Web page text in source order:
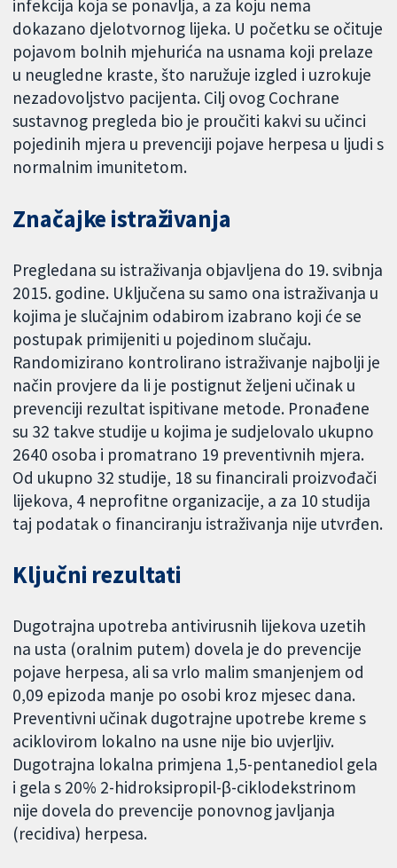
infekcija koja se ponavlja, a za koju nema
dokazano djelotvornog lijeka. U početku se očituje
pojavom bolnih mjehurića na usnama koji prelaze
u neugledne kraste, što naružuje izgled i uzrokuje
nezadovoljstvo pacijenta. Cilj ovog Cochrane
sustavnog pregleda bio je proučiti kakvi su učinci
pojedinih mjera u prevenciji pojave herpesa u ljudi s
normalnim imunitetom.
Značajke istraživanja
Pregledana su istraživanja objavljena do 19. svibnja
2015. godine. Uključena su samo ona istraživanja u
kojima je slučajnim odabirom izabrano koji će se
postupak primijeniti u pojedinom slučaju.
Randomizirano kontrolirano istraživanje najbolji je
način provjere da li je postignut željeni učinak u
prevenciji rezultat ispitivane metode. Pronađene
su 32 takve studije u kojima je sudjelovalo ukupno
2640 osoba i promatrano 19 preventivnih mjera.
Od ukupno 32 studije, 18 su financirali proizvođači
lijekova, 4 neprofitne organizacije, a za 10 studija
taj podatak o financiranju istraživanja nije utvrđen.
Ključni rezultati
Dugotrajna upotreba antivirusnih lijekova uzetih
na usta (oralnim putem) dovela je do prevencije
pojave herpesa, ali sa vrlo malim smanjenjem od
0,09 epizoda manje po osobi kroz mjesec dana.
Preventivni učinak dugotrajne upotrebe kreme s
aciklovirom lokalno na usne nije bio uvjerljiv.
Dugotrajna lokalna primjena 1,5-pentanediol gela
i gela s 20% 2-hidroksipropil-β-ciklodekstrinom
nije dovela do prevencije ponovnog javljanja
(recidiva) herpesa.